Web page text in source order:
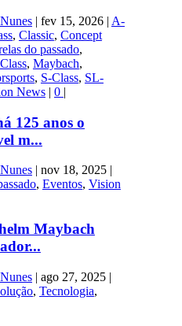
| fev 15, 2026| A-
, Classic, Concept
do passado,
, Maybach,
, S-Class, SL-
News| 0 |
125 anos o
m...
| nov 18, 2025|
, Eventos, Vision
Maybach
| ago 27, 2025|
, Tecnologia,